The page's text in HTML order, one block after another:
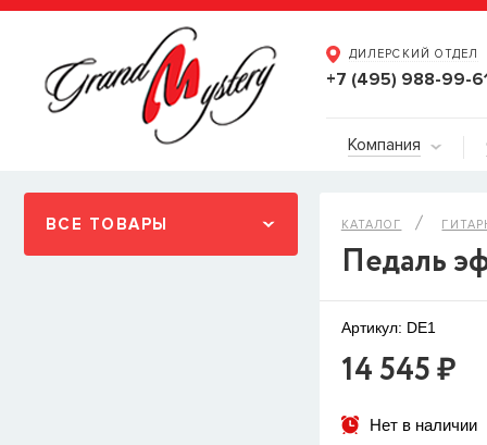
ДИЛЕРСКИЙ ОТДЕЛ
+7 (495) 988-99-
Компания
ВСЕ ТОВАРЫ КАТАЛОГ
Педаль
Артикул: DE1
14 545 ₽
Нет в наличии